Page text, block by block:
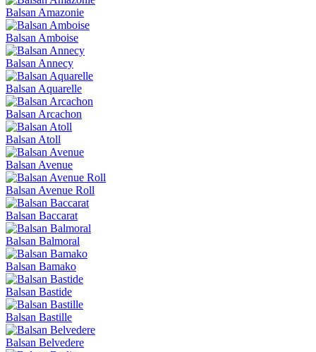
Balsan Amazonie
Balsan Amboise
Balsan Annecy
Balsan Aquarelle
Balsan Arcachon
Balsan Atoll
Balsan Avenue
Balsan Avenue Roll
Balsan Baccarat
Balsan Balmoral
Balsan Bamako
Balsan Bastide
Balsan Bastille
Balsan Belvedere